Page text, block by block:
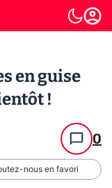
en guise
!
0
nous en favori